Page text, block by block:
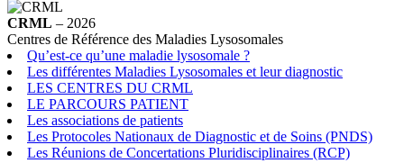
CRML – 2026
Centres de Référence des Maladies Lysosomales
Qu’est-ce qu’une maladie lysosomale ?
Les différentes Maladies Lysosomales et leur diagnostic
LES CENTRES DU CRML
LE PARCOURS PATIENT
Les associations de patients
Les Protocoles Nationaux de Diagnostic et de Soins (PNDS)
Les Réunions de Concertations Pluridisciplinaires (RCP)